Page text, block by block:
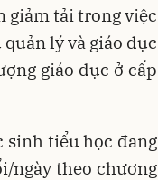
giảm tải trong việc
lý và giáo dục
giáo dục ở cấp
sinh tiểu học đang
ngày theo chương